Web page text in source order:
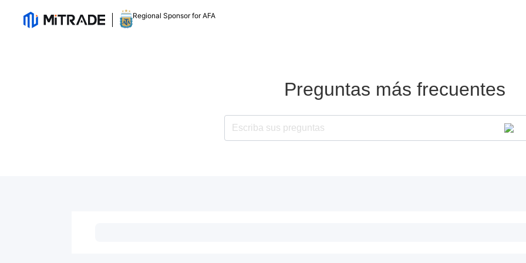
Regional Sponsor for AFA
Preguntas más frecuentes